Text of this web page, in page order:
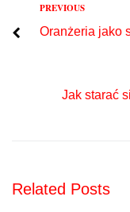
Nawigacja
wpisu
Previous
PREVIOUS
Oranżeria jako
Jak starać
Related Posts